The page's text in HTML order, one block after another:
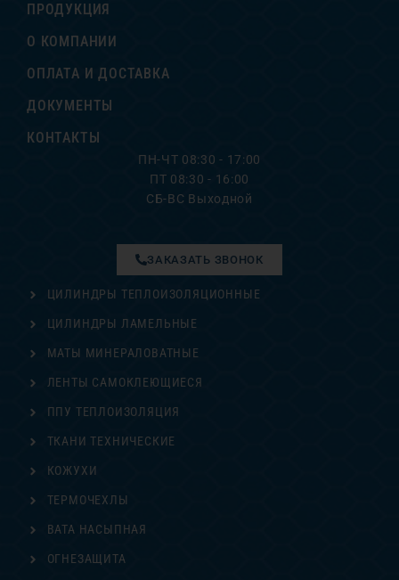
ПРОДУКЦИЯ
О КОМПАНИИ
ОПЛАТА И ДОСТАВКА
ДОКУМЕНТЫ
КОНТАКТЫ
ПН-ЧТ 08:30 - 17:00
ПТ 08:30 - 16:00
СБ-ВС Выходной
ЦИЛИНДРЫ ТЕПЛОИЗОЛЯЦИОННЫЕ
ЦИЛИНДРЫ ЛАМЕЛЬНЫЕ
МАТЫ МИНЕРАЛОВАТНЫЕ
ЛЕНТЫ САМОКЛЕЮЩИЕСЯ
ППУ ТЕПЛОИЗОЛЯЦИЯ
ТКАНИ ТЕХНИЧЕСКИЕ
ЗАКАЗАТЬ ЗВОНОК
КОЖУХИ
ТЕРМОЧЕХЛЫ
ВАТА НАСЫПНАЯ
ОГНЕЗАЩИТА